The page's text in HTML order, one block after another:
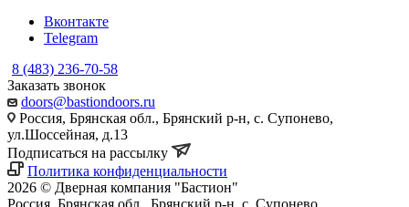
Вконтакте
Telegram
8 (483) 236-70-58
Заказать звонок
doors@bastiondoors.ru
Россия, Брянская обл., Брянский р-н, с. Супонево,
ул.Шоссейная, д.13
Подписаться на рассылку
Политика конфиденциальности
2026 © Дверная компания "Бастион"